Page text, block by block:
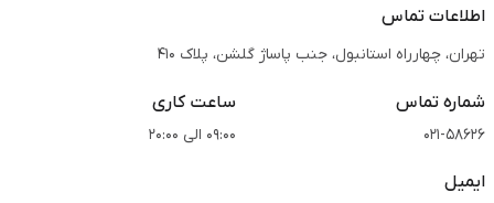
دمیخود را حاضر و نوش جان کنید. اگر قصد حمل قهوه
دارید،تراول ماگگزینه مناسبی است، هرچند فنجان‌های
قیمت اسپرسو
که در کافه‌ها متغیر است، تهیه‌ قهوه ترک اصل
به‌صرفه‌تر بوده و با یک بسته پودر مرغوب، بارها می‌توانید از
طعم خوش قهوه لذت ببرید.
اطلاعات تماس
تهران، چهارراه استانبول، جنب پاساژ گلشن، پلاک 410
شماره تماس
021-58626
ساعت کاری
09:00 الی 20:00
ایمیل